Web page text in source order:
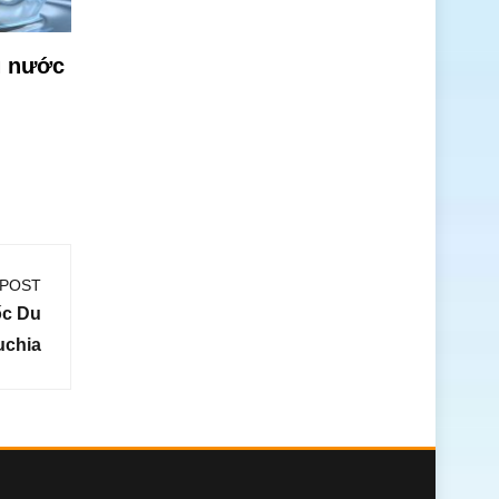
nước
Du